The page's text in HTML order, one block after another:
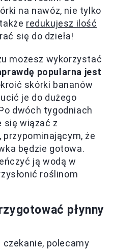
na nawóz, nie tylko
redukujesz ilość
się do dzieła!
możesz wykorzystać
popularna jest
skórki bananów
je do dużego
dwóch tygodniach
się wiązać z
że
będzie gotowa.
ją wodą w
roślinom
płynny
polecamy